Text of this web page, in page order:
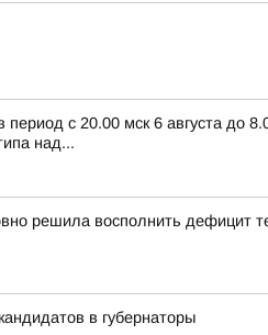
с 20.00 мск 6 августа до
над...
решила восполнить
в губернаторы